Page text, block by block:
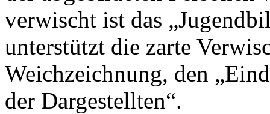
verwischt ist das
unterstützt die zarte
Weichzeichnung, den
der Dargestellten“.